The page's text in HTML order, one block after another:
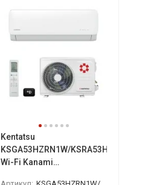
Kentatsu
KSGA53HZRN1W/KSRA53HZRN1
Wi-Fi Kanami
Артикул: KSGA53HZRN1W/KSRA53HZRN1